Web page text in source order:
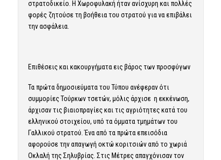
στρατοδικείο. Η Χωροφυλακή ήταν ανίσχυρη και πολλές
φορές ζητούσε τη βοήθεια του στρατού για να επιβάλει
την ασφάλεια.
Επιθέσεις και κακουργήματα εις βάρος των προσφύγων
Τα πρώτα δημοσιεύματα του Τύπου ανέφεραν ότι
συμμορίες Τούρκων τσετών, μόλις άρχισε η εκκένωση,
άρχισαν τις βιαιοπραγίες και τις αγριότητες κατά του
ελληνικού στοιχείου, υπό τα όμματα τμημάτων του
Γαλλικού στρατού. Ένα από τα πρώτα επεισόδια
αφορούσε την απαγωγή οκτώ κοριτσιών από το χωριά
Οκλαλή της Σηλυβρίας. Στις Μέτρες απαγχόνισαν τον